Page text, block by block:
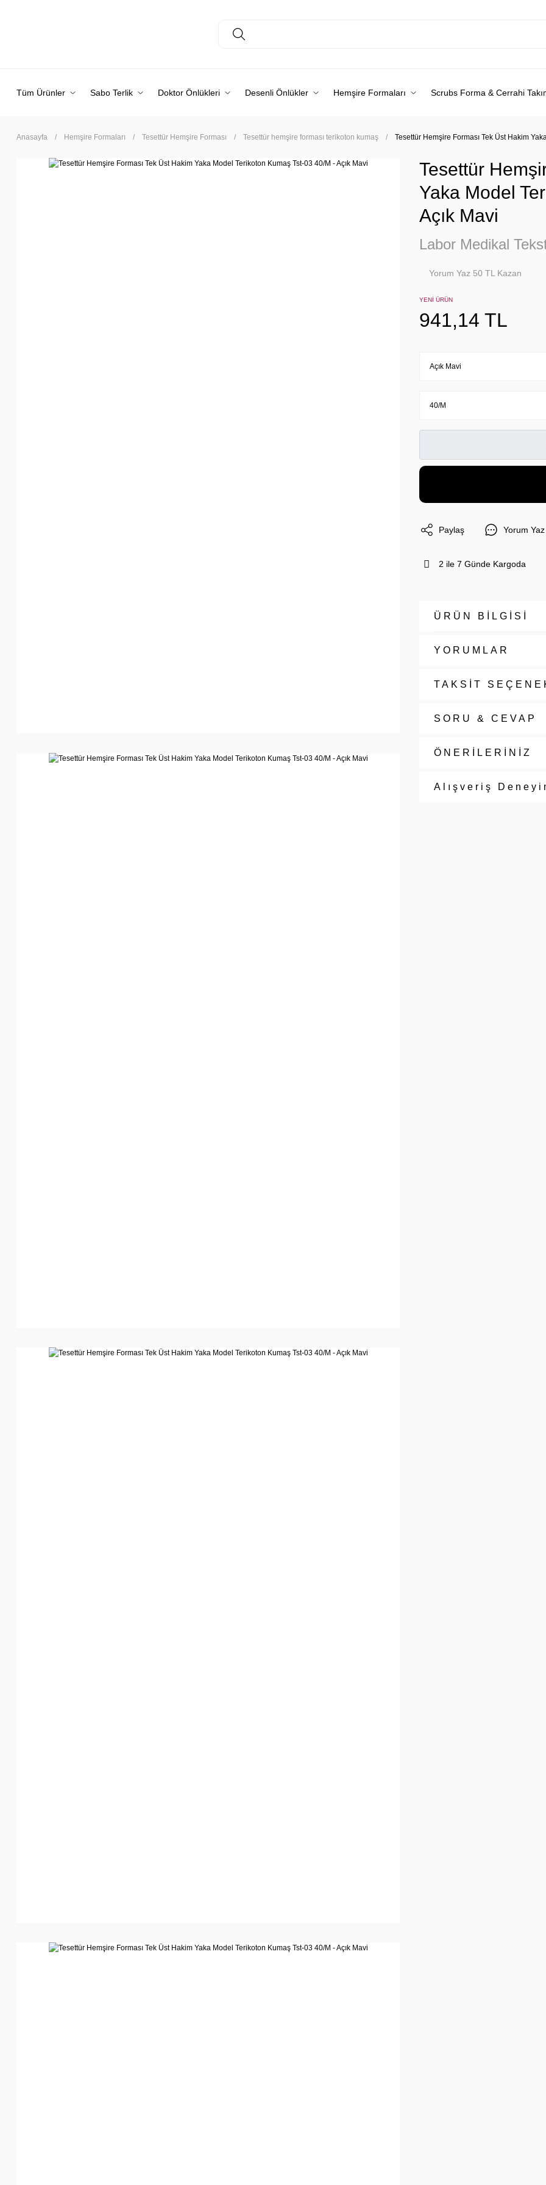
Tüm Ürünler Sabo Terlik Doktor Önlükleri Desenli Önlükler Hemşire Formaları Scrubs Forma & Cerrahi
Anasayfa Hemşire Formaları Tesettür Hemşire Forması Tesettür hemşire forması terikoton kumaş Tesettür Hemşire Forması Tek Üst Hakim
Tesettür
Yaka Model
Açık Mavi
Labor Medikal
Yorum Yaz 50 TL Kazan
YENİ ÜRÜN
941,14 TL
Paylaş Yorum Yaz
2 ile 7 Günde Kargoda
ÜRÜN BİLGİSİ
YORUMLAR
TAKSİT
SORU & CEVAP
ÖNERİLERİNİZ
Alışveriş